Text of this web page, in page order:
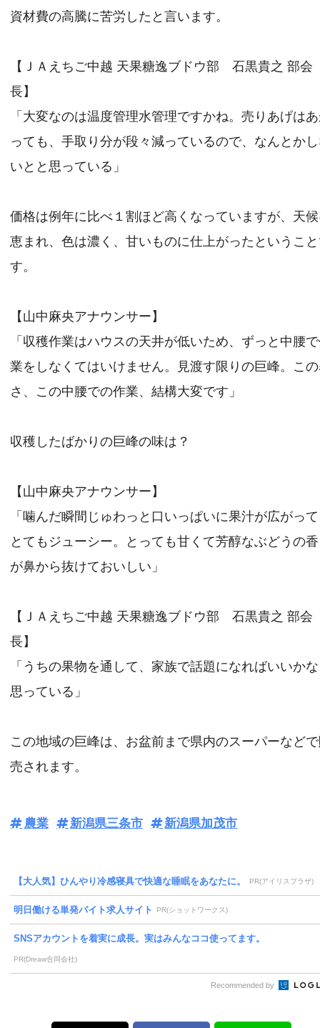
資材費の高騰に苦労したと言います。
【ＪＡえちご中越 天果糖逸ブドウ部 石黒貴之 部会
長】
「大変なのは温度管理水管理ですかね。売りあげは
っても、手取り分が段々減っているので、なんとか
いとと思っている」
価格は例年に比べ１割ほど高くなっていますが、天
恵まれ、色は濃く、甘いものに仕上がったというこ
す。
【山中麻央アナウンサー】
「収穫作業はハウスの天井が低いため、ずっと中腰
業をしなくてはいけません。見渡す限りの巨峰。こ
さ、この中腰での作業、結構大変です」
収穫したばかりの巨峰の味は？
【山中麻央アナウンサー】
「噛んだ瞬間じゅわっと口いっぱいに果汁が広がっ
とてもジューシー。とっても甘くて芳醇なぶどうの
が鼻から抜けておいしい」
【ＪＡえちご中越 天果糖逸ブドウ部 石黒貴之 部会
長】
「うちの果物を通して、家族で話題になればいいか
思っている」
この地域の巨峰は、お盆前まで県内のスーパーなど
売されます。
農業 新潟県三条市 新潟県加茂市
【大人気】ひんやり冷感寝具で快適な睡眠をあなたに。 PR(アイリスプラザ)
明日働ける単発バイト求人サイト PR(ショットワークス)
SNSアカウントを着実に成長。実はみんなココ使ってます。
PR(Dreaw合同会社)
Recommended by